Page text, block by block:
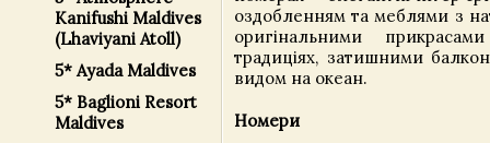
Kanifushi Maldives
(Lhaviyani Atoll)
5* Ayada Maldives
5* Baglioni Resort
Maldives
оздобленням та меблями з
оригінальними
традиціях, затишними
видом на океан.
Номери